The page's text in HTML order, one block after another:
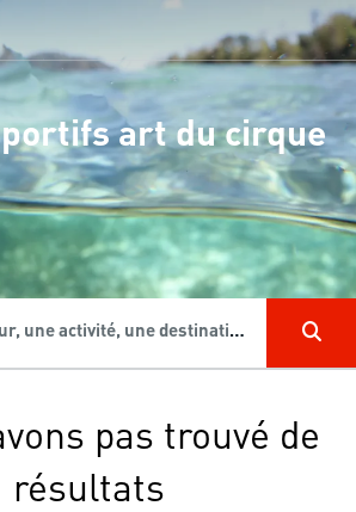
art du cirque
Rechercher un séjour, une activité, une destination...
pas trouvé de
résultats